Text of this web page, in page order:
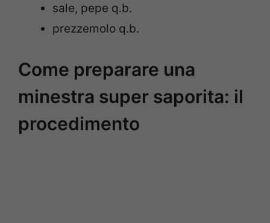
sale, pepe q.b.
prezzemolo q.b.
Come preparare una
minestra super saporita: il
procedimento